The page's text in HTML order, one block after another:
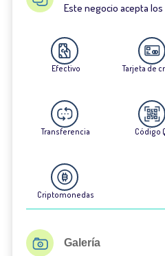
Este negocio acepta
Efectivo Tarjeta de
Transferencia Código
Criptomonedas
Galería